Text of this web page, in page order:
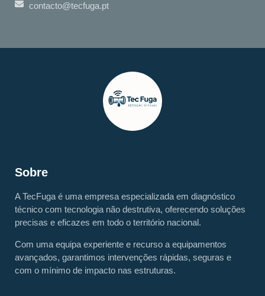
contacto@tecfuga.pt
Sobre
A TecFuga é uma empresa especializada em diagnóstico
técnico com tecnologia não destrutiva, oferecendo soluções
precisas e eficazes em todo o território nacional.
Com uma equipa experiente e recurso a equipamentos
avançados, garantimos intervenções rápidas, seguras e
com o mínimo de impacto nas estruturas.